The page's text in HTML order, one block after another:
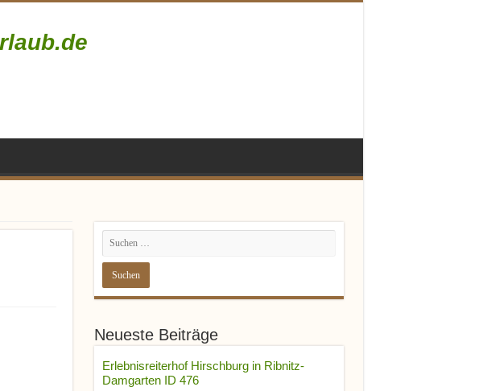
Neueste Beiträge
Erlebnisreiterhof Hirschburg in Ribnitz-
Damgarten ID 476